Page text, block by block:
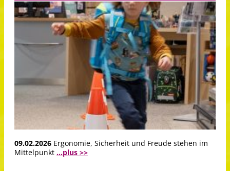
09.02.2026 Ergonomie, Sicherheit und Freude stehen im
Mittelpunkt ...plus >>